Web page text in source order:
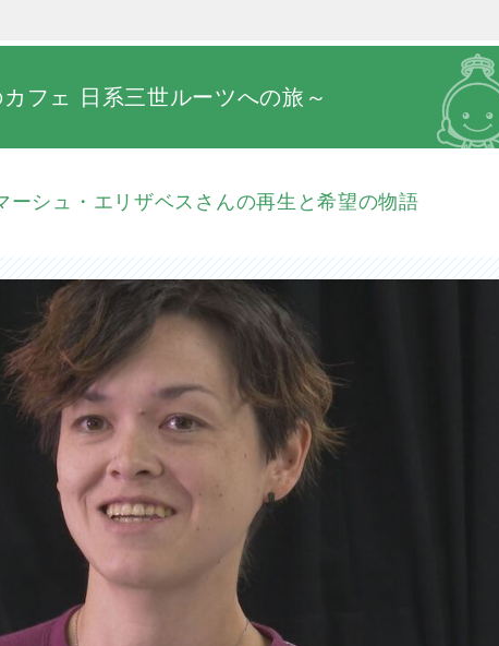
フェ 日系三世ルーツへの旅～
ーシュ・エリザベスさんの再生と希望の物語